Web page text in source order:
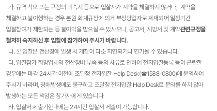
가. 규격 착오 또는 규정의 미숙지 등으로 입찰자가 계약을 체결하지 않거나, 계약을
체결하고 불이행하는 경우 본원 회계규정에 의거 부정당업자로 제재되어 일정기간
입찰참여가 제한되는 등 불이익을 받으실 수 있사오니, 공고서, 시방서 및 계약관련규정을
철저히 숙지하신 후 입찰에 참가하여 주시기 바랍니다.
나. 본 입찰은 전산장애 발생 시 개찰이 다소 지연되거나 연기될 수 있습니다.
다. 입찰참가 희망업체의 전산장비 부족 등의 사유로 인하여 전자입찰등록 등이 곤란한
경우에는 마감 24시간 이전에 조달청 전자입찰 Help Desk(☎1588-0800)에 문의하여
주시기 바라며, 장애발생에도 불구하고 조달청 전자입찰 Help Desk로 문의를 하지 않아
발생하는 모든 책임은 참가자에게 있습니다.
라. 입찰서 제출기한내에는 24시간 입찰서 제출이 가능합니다.